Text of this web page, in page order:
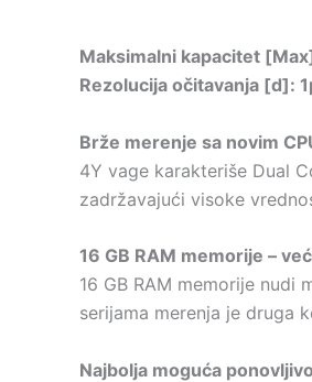
Maksimalni kapacitet
Rezolucija očitavanja [d]:
Brže merenje sa novim
4Y vage karakteriše Dual
zadržavajući visoke
16 GB RAM memorije –
16 GB RAM memorije
serijama merenja je druga
Najbolja moguća